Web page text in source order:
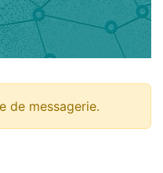
de messagerie.